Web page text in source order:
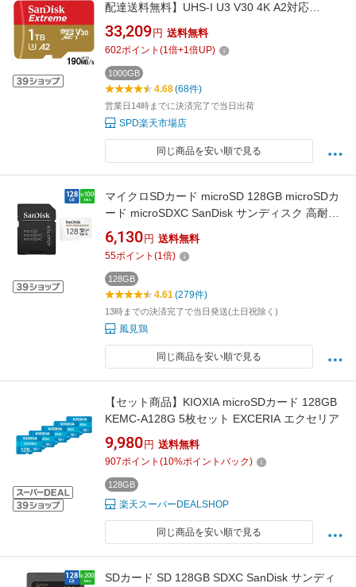
配達送料無料】UHS-I U3 V30 4K A2対応
Class10 R:190MB/s W:130MB/s 海外パッケー
ジ SDSQXAV-1T00-GN6MN
33,209 円 送料無料
602ポイント (1倍+1倍UP)
1000GB
4.68(68件)
営業日14時までに決済完了で当日出荷
SPD楽天市場店
同じ商品を安い順で見る
マイクロSDカード microSD 128GB microSDカ
ード microSDXC SanDisk サンディスク 高耐久
Class10 UHS-1 U3 V30 R:100MB/s W:40MB/s
SDアダプター付 海外リテール SDSQQNR-
128G-GN6IA ◆メ
6,130 円 送料無料
55ポイント (1倍)
128GB
4.61(279件)
13時までの決済完了で当日発送(土日祝除く)
風見鶏
同じ商品を安い順で見る
【セット商品】KIOXIA microSDカード 128GB
KEMC-A128G 5枚セット EXCERIA エクセリア
9,980 円 送料無料
907ポイント (10%ポイントバック)
128GB
楽天スーパーDEALSHOP
同じ商品を安い順で見る
SDカード SD 128GB SDXC SanDisk サンディ